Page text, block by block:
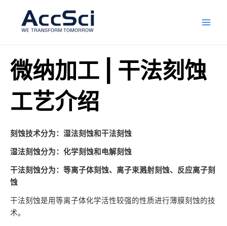
微纳加工 | 干法刻蚀
工艺介绍
刻蚀技术分为：湿法刻蚀和干法刻蚀
湿法刻蚀分为：化学刻蚀和电解刻蚀
干法刻蚀分为：等离子体刻蚀、离子束溅射刻蚀、反应离子刻
蚀
干法刻蚀是用等离子体化学活性较强的性质进行薄膜刻蚀的技
术。